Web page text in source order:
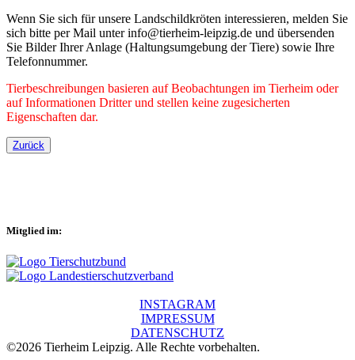
Wenn Sie sich für unsere Landschildkröten interessieren, melden Sie
sich bitte per Mail unter info@tierheim-leipzig.de und übersenden
Sie Bilder Ihrer Anlage (Haltungsumgebung der Tiere) sowie Ihre
Telefonnummer.
Tierbeschreibungen basieren auf Beobachtungen im Tierheim oder
auf Informationen Dritter und stellen keine zugesicherten
Eigenschaften dar.
Zurück
Mitglied im:
INSTAGRAM
IMPRESSUM
DATENSCHUTZ
©2026 Tierheim Leipzig. Alle Rechte vorbehalten.